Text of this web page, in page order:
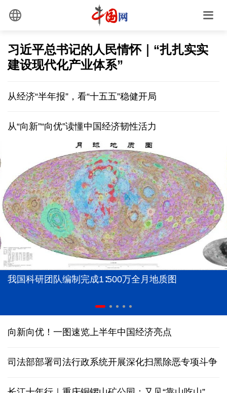
习近平总书记的人民情怀｜“扎扎实实
建设现代化产业体系”
从经济“半年报”，看“十五五”稳健开局
从“向新”“向优”读懂中国经济韧性活力
我国科研团队编制完成1∶500万全月地质图
向新向优！一图速览上半年中国经济亮点
司法部部署司法行政系统开展深化扫黑除恶专项斗争